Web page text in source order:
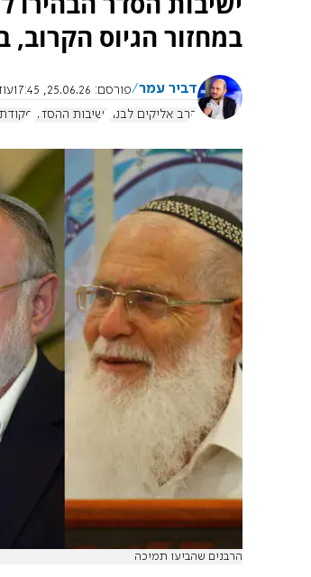
במחזור הגיוס
דביר עמר פורסם: 25.06.26, 17:45
הרב אליקים לבנון
ישיבות ההסדר
הרבנים שהביעו תמיכה